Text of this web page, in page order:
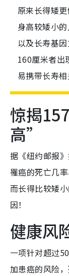
原来长得矮
身高较矮小
以及长寿基
160厘米者出
易携带长寿相
惊揭
高”
据《纽约邮报
罹癌的死亡几
而长得比较矮
因！
健康风
一项针对超过
加患癌的风险